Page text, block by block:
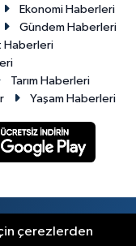
Ekonomi Haberleri
Gündem Haberleri
Haberleri
Tarım Haberleri
Yaşam Haberleri
çerezlerden